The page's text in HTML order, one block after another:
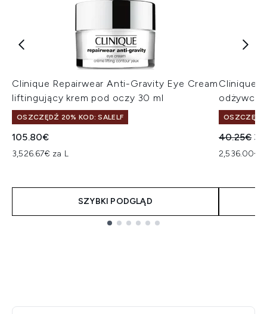
Clinique Repairwear Anti-Gravity Eye Cream
liftingujący krem pod oczy 30 ml
OSZCZĘDŹ 20% KOD: SALELF
105.80€
3,526.67€ za L
SZYBKI PODGLĄD
Clinique
OSZCZĘDŹ
40.25€
2,536.00€